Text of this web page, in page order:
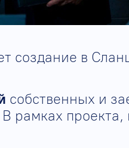
создание в
собственных и
рамках